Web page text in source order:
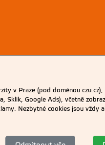
v Praze (pod doménou
Google Ads), včetně
Nezbytné cookies jsou